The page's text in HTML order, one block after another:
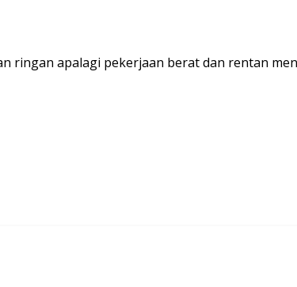
ringan apalagi pekerjaan berat dan rentan